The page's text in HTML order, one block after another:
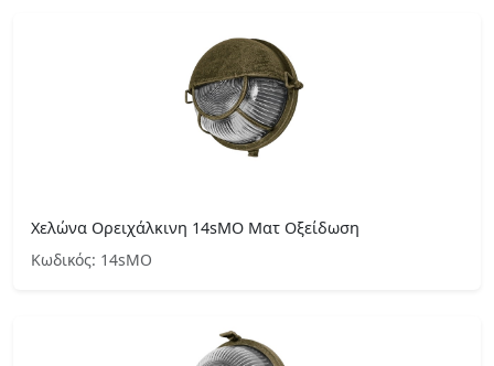
Χελώνα Ορειχάλκινη 14sMO Ματ Οξείδωση
Κωδικός: 14sMO